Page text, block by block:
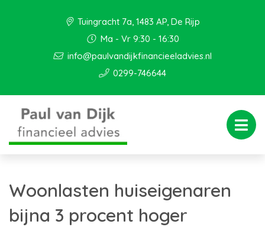
Tuingracht 7a, 1483 AP, De Rijp
Ma - Vr 9:30 - 16:30
info@paulvandijkfinancieeladvies.nl
0299-746644
Woonlasten huiseigenaren
bijna 3 procent hoger